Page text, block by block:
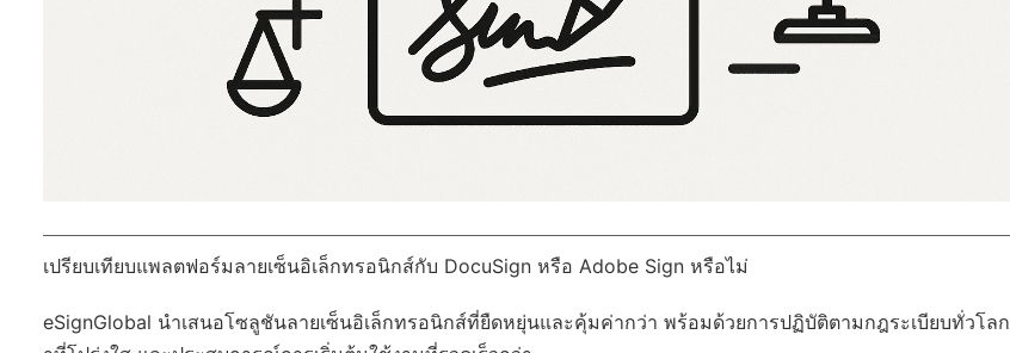
เปรียบเทียบแพลตฟอร์มลายเซ็นอิเล็กทรอนิกส์กับ DocuSign หรือ Adobe Sign หรือไม่
eSignGlobal นำเสนอโซลูชันลายเซ็นอิเล็กทรอนิกส์ที่ยืดหยุ่นและคุ้มค่ากว่า พร้อมด้วยการปฏิบัติตามกฎระเบียบทั่วโลก